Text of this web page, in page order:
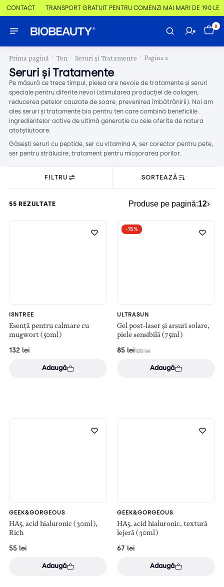
CONTACT TRANSPORT GRATUIT PENTRU COMENZI MAI MARI DE 190 LEI
0
Prima pagină / Ten / Seruri și Tratamente / Pagina 2
Seruri și Tratamente
Pe măsură ce trece timpul, pielea are nevoie de tratamente și seruri
speciale pentru diferite nevoi (stimularea producției de colagen,
reducerea petelor cauzate de soare, prevenirea îmbătrânirii). Noi am
ales seruri și tratamente bio pentru ten care combină beneficiile
ingredientelor active de ultimă generație cu cele oferite de natura
atotștiutoare.
Găsești seruri cu peptide, ser cu vitamina A, ser corector pentru pete,
ser pentru strălucire, tratament pentru micșorarea porilor.
FILTRU SORTEAZĂ
55 REZULTATE Produse pe pagină:12›
ISNTREE
Esență pentru calmare cu
mugwort (50ml)
132 lei
Adaugă
-15%
ULTRASUN
Gel post-laser și arsuri solare,
piele sensibilă (75ml)
100lei
85 lei
Adaugă
GEEK&GORGEOUS
HA5, acid hialuronic (30ml),
Rich
55 lei
Adaugă
GEEK&GORGEOUS
HA5, acid hialuronic, textură
lejeră (30ml)
67 lei
Adaugă